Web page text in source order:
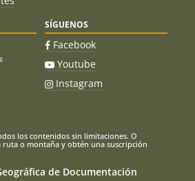
SÍGUENOS
Facebook
Youtube
Instagram
los contenidos sin limitaciones. O
o montaña y obtén una suscripción
de Documentación